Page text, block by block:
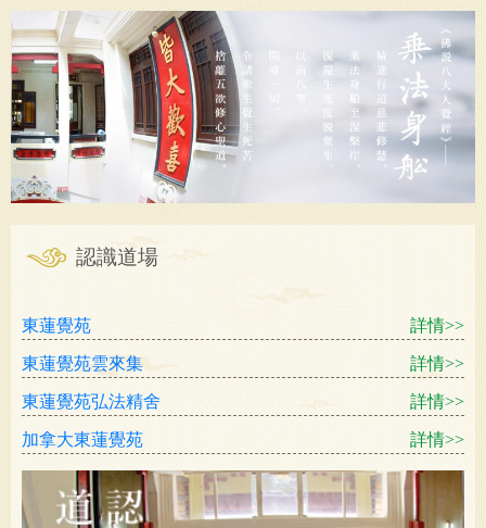
認識道場
東蓮覺苑 詳情>>
東蓮覺苑雲來集 詳情>>
東蓮覺苑弘法精舍 詳情>>
加拿大東蓮覺苑 詳情>>